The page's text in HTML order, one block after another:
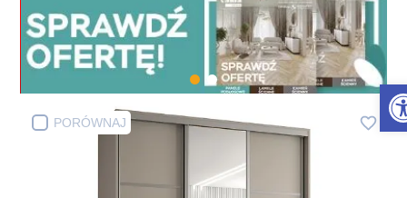
PORÓWNAJ